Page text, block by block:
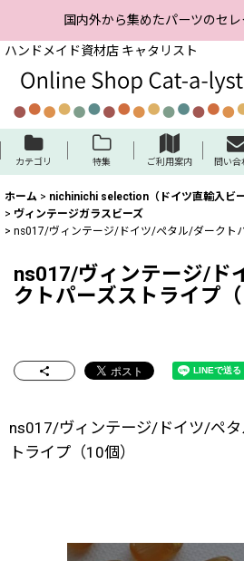
国内外から集めたパーツのセ
ハンドメイド資材店 キャタリスト
カテゴリ 特集 ご利用案内 問い合
ホーム > nichinichi selection（ドイツ直輸入ビー
> ヴィンテージガラスビーズ
> ns017/ヴィンテージ/ドイツ/ペタル/ダークト
ns017/ヴィンテージ/ド
クトパーズストライプ（
ns017/ヴィンテージ/ドイツ/ペ
トライプ（10個）